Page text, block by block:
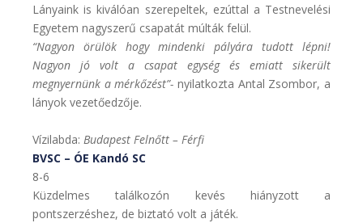
Lányaink is kiválóan szerepeltek, ezúttal a Testnevelési
Egyetem nagyszerű csapatát múlták felül.
“Nagyon örülök hogy mindenki pályára tudott lépni!
Nagyon jó volt a csapat egység és emiatt sikerült
megnyernünk a mérkőzést”- nyilatkozta Antal Zsombor, a
lányok vezetőedzője.
Vízilabda: Budapest Felnőtt – Férfi
BVSC – ÓE Kandó SC
8-6
Küzdelmes találkozón kevés hiányzott a
pontszerzéshez, de biztató volt a játék.